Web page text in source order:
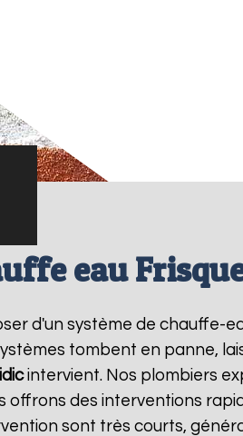
eau
d'un système de chauffe-
tombent en panne,
intervient. Nos plombiers
offrons des interventions
sont très courts,